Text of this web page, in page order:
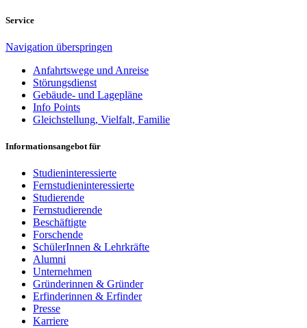
Service
Navigation überspringen
Anfahrtswege und Anreise
Störungsdienst
Gebäude- und Lagepläne
Info Points
Gleichstellung, Vielfalt, Familie
Informationsangebot für
Studieninteressierte
Fernstudieninteressierte
Studierende
Fernstudierende
Beschäftigte
Forschende
SchülerInnen & Lehrkräfte
Alumni
Unternehmen
Gründerinnen & Gründer
Erfinderinnen & Erfinder
Presse
Karriere